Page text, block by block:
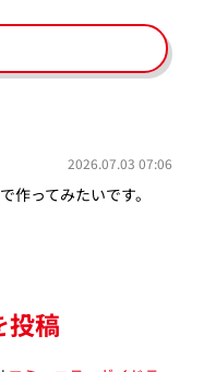
2026.07.03 07:06
作ってみたいです。
投稿